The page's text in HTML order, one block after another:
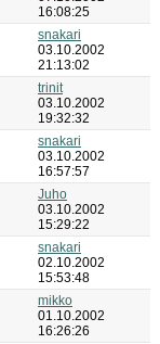
16:08:25
snakari
03.10.2002
21:13:02
trinit
03.10.2002
19:32:32
snakari
03.10.2002
16:57:57
Juho
03.10.2002
15:29:22
snakari
02.10.2002
15:53:48
mikko
01.10.2002
16:26:26